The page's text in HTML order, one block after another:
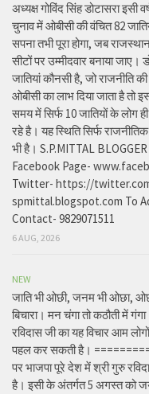
अध्यक्ष गोविंद सिंह डोटासरा इसी
चुनाव में ओबीसी की वंचित 82
सपना तभी पूरा होगा, जब
सीटों पर उम्मीदवार बनाया
जातियां कौनसी है, जो राजनीति
ओबीसी का लाभ दिया जाता है तो
समय में सिर्फ 10 जातियों के लोग
रहे है। यह स्थिति सिर्फ
भी है। S.P.MITTAL
Facebook Page-
Twitter- https://
spmittal.blogspot.com To
Contact- 9829071511
6 AUG, 2026
NEW
जाति भी ओछी, जनम भी ओछा,
बिचारा। मन चंगा तो कठौती में
रविदास जी का यह विचार आम
पहल कर सकती है।
पर भाजपा पूरे देश में श्री गुरु
है। इसी के अंतर्गत 5 अगस्त को